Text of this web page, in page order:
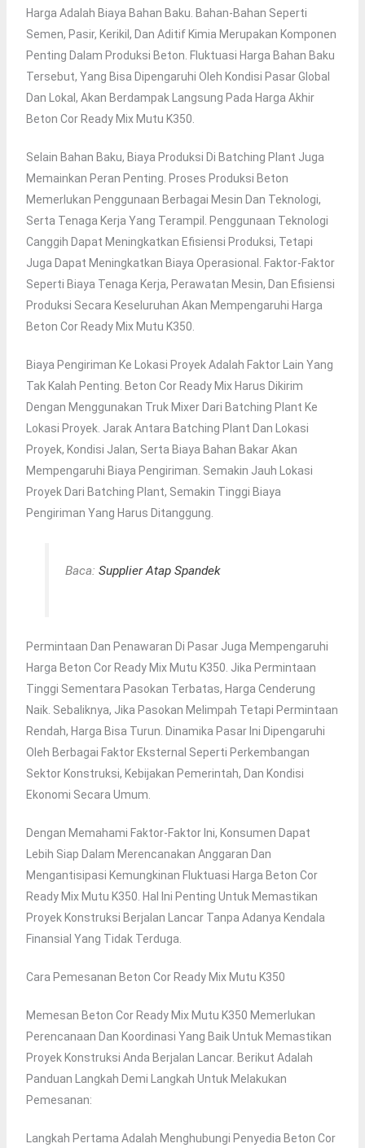
Harga Adalah Biaya Bahan Baku. Bahan-Bahan Seperti
Semen, Pasir, Kerikil, Dan Aditif Kimia Merupakan Komponen
Penting Dalam Produksi Beton. Fluktuasi Harga Bahan Baku
Tersebut, Yang Bisa Dipengaruhi Oleh Kondisi Pasar Global
Dan Lokal, Akan Berdampak Langsung Pada Harga Akhir
Beton Cor Ready Mix Mutu K350.
Selain Bahan Baku, Biaya Produksi Di Batching Plant Juga
Memainkan Peran Penting. Proses Produksi Beton
Memerlukan Penggunaan Berbagai Mesin Dan Teknologi,
Serta Tenaga Kerja Yang Terampil. Penggunaan Teknologi
Canggih Dapat Meningkatkan Efisiensi Produksi, Tetapi
Juga Dapat Meningkatkan Biaya Operasional. Faktor-Faktor
Seperti Biaya Tenaga Kerja, Perawatan Mesin, Dan Efisiensi
Produksi Secara Keseluruhan Akan Mempengaruhi Harga
Beton Cor Ready Mix Mutu K350.
Biaya Pengiriman Ke Lokasi Proyek Adalah Faktor Lain Yang
Tak Kalah Penting. Beton Cor Ready Mix Harus Dikirim
Dengan Menggunakan Truk Mixer Dari Batching Plant Ke
Lokasi Proyek. Jarak Antara Batching Plant Dan Lokasi
Proyek, Kondisi Jalan, Serta Biaya Bahan Bakar Akan
Mempengaruhi Biaya Pengiriman. Semakin Jauh Lokasi
Proyek Dari Batching Plant, Semakin Tinggi Biaya
Pengiriman Yang Harus Ditanggung.
Baca: Supplier Atap Spandek
Permintaan Dan Penawaran Di Pasar Juga Mempengaruhi
Harga Beton Cor Ready Mix Mutu K350. Jika Permintaan
Tinggi Sementara Pasokan Terbatas, Harga Cenderung
Naik. Sebaliknya, Jika Pasokan Melimpah Tetapi Permintaan
Rendah, Harga Bisa Turun. Dinamika Pasar Ini Dipengaruhi
Oleh Berbagai Faktor Eksternal Seperti Perkembangan
Sektor Konstruksi, Kebijakan Pemerintah, Dan Kondisi
Ekonomi Secara Umum.
Dengan Memahami Faktor-Faktor Ini, Konsumen Dapat
Lebih Siap Dalam Merencanakan Anggaran Dan
Mengantisipasi Kemungkinan Fluktuasi Harga Beton Cor
Ready Mix Mutu K350. Hal Ini Penting Untuk Memastikan
Proyek Konstruksi Berjalan Lancar Tanpa Adanya Kendala
Finansial Yang Tidak Terduga.
Cara Pemesanan Beton Cor Ready Mix Mutu K350
Memesan Beton Cor Ready Mix Mutu K350 Memerlukan
Perencanaan Dan Koordinasi Yang Baik Untuk Memastikan
Proyek Konstruksi Anda Berjalan Lancar. Berikut Adalah
Panduan Langkah Demi Langkah Untuk Melakukan
Pemesanan:
Langkah Pertama Adalah Menghubungi Penyedia Beton Cor